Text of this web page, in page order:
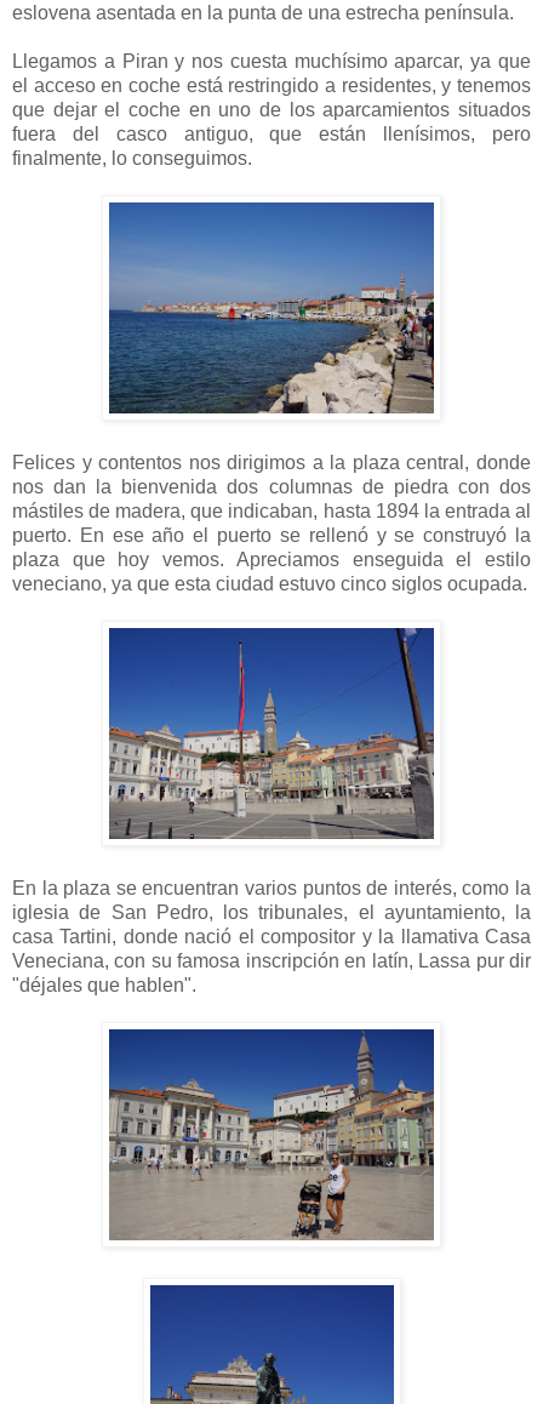
eslovena asentada en la punta de una estrecha península.
Llegamos a Piran y nos cuesta muchísimo aparcar, ya que
el acceso en coche está restringido a residentes, y tenemos
que dejar el coche en uno de los aparcamientos situados
fuera del casco antiguo, que están llenísimos, pero
finalmente, lo conseguimos.
Felices y contentos nos dirigimos a la plaza central, donde
nos dan la bienvenida dos columnas de piedra con dos
mástiles de madera, que indicaban, hasta 1894 la entrada al
puerto. En ese año el puerto se rellenó y se construyó la
plaza que hoy vemos. Apreciamos enseguida el estilo
veneciano, ya que esta ciudad estuvo cinco siglos ocupada.
En la plaza se encuentran varios puntos de interés, como la
iglesia de San Pedro, los tribunales, el ayuntamiento, la
casa Tartini, donde nació el compositor y la llamativa Casa
Veneciana, con su famosa inscripción en latín, Lassa pur dir
"déjales que hablen".